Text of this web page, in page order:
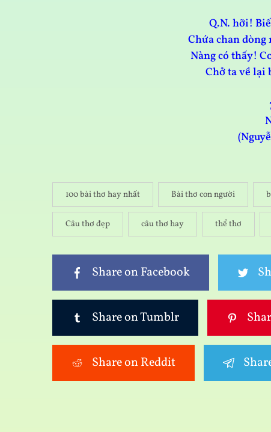
Q.N. hỡi!
Chứa chan
Nàng có thấy!
Chở ta về lại
100 bài thơ hay nhất Bài thơ con người
Câu thơ đẹp câu thơ hay thể thơ
Share on Facebook
Share on Tumblr
Share on Reddit